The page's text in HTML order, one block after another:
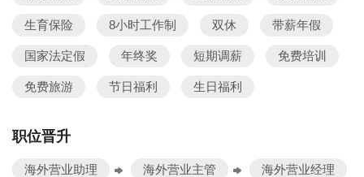
生育保险 8小时工作制 双休 带薪年假
国家法定假 年终奖 短期调薪 免费培训
免费旅游 节日福利 生日福利
职位晋升
海外营业助理 海外营业主管 海外营业经理